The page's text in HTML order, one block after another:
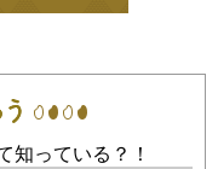
知っている？！